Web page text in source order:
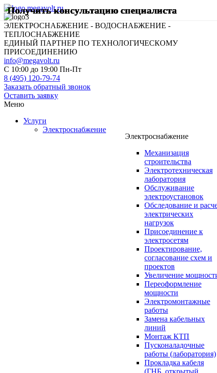
ЭЛЕКТРОСНАБЖЕНИЕ - ВОДОСНАБЖЕНИЕ -
ТЕПЛОСНАБЖЕНИЕ
ЕДИНЫЙ ПАРТНЕР ПО ТЕХНОЛОГИЧЕСКОМУ
ПРИСОЕДИНЕНИЮ
info@megavolt.ru
C 10:00 до 19:00 Пн-Пт
8 (495) 120-79-74
Заказать обратный звонок
Оставить заявку
Меню
Услуги
Электроснабжение
Электроснабжение
Механизация
строительства
Электротехническая
лаборатория
Обслуживание
электроустановок
Обследование и
электрических
нагрузок
Присоединение к
электросетям
Проектирование,
согласование схем и
проектов
Увеличение
Переоформление
мощности
Электромонтажные
работы
Замена кабельных
линий
Монтаж КТП
Пусконаладочные
работы (лаборатория)
Прокладка кабеля
(ГНБ, открытый
Получить консультацию специалиста
Получить консультацию специалиста
Получить консультацию специалиста
Получить консультацию специалиста
Получить консультацию специалиста